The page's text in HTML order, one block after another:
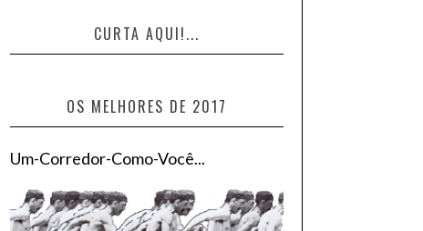
CURTA AQUI!...
OS MELHORES DE 2017
Um-Corredor-Como-Você...